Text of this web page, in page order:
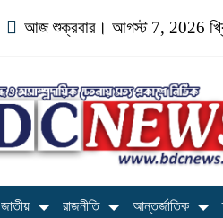
আজ শুক্রবার। আগস্ট 7, 2026
জাতীয় রাজনীতি আন্তর্জাতিক